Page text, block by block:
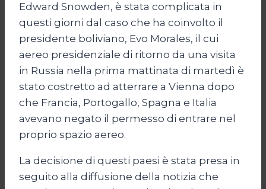
Edward Snowden, è stata complicata in
questi giorni dal caso che ha coinvolto il
presidente boliviano, Evo Morales, il cui
aereo presidenziale di ritorno da una visita
in Russia nella prima mattinata di martedì è
stato costretto ad atterrare a Vienna dopo
che Francia, Portogallo, Spagna e Italia
avevano negato il permesso di entrare nel
proprio spazio aereo.
La decisione di questi paesi è stata presa in
seguito alla diffusione della notizia che